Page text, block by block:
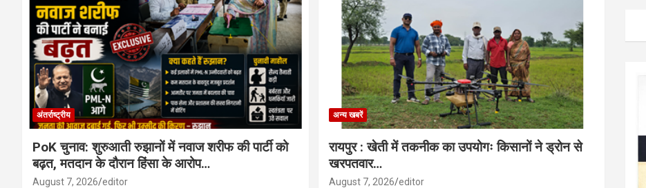
मध्य प्रदेश में दिल दहला देने वाली वारदात: तीसरी कक्षा की छात्रा से दुष्कर्म के बाद हत्या, पड़ोसी गिरफ्तार…
बालोद : शासकीय उच्चतर माध्यमिक विद्यालय जगन्नाथपुर में मिशन वात्सल्य एकीकृत बाल संरक्षण सेवाएं जागरूकता कार्यक्रम का किया गया आयोजन…
अंतर्राष्ट्रीय
PoK चुनाव: शुरुआती रुझानों में नवाज शरीफ की पार्टी को
बढ़त, मतदान के दौरान हिंसा के आरोप…
August 7, 2026 editor
अन्य खबरें
रायपुर : खेती में तकनीक का उपयोगः किसानों ने ड्रोन से
खरपतवार…
August 7, 2026 editor